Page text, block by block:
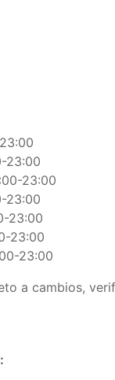
23:00
23:00
23:00
23:00
23:00
23:00
a cambios,